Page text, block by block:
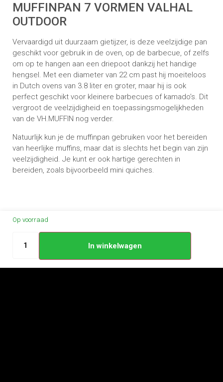
MUFFINPAN 7 VORMEN VALHAL
OUTDOOR
Vervaardigd uit duurzaam gietijzer, is deze veelzijdige pan
geschikt voor gebruik in de oven, op de barbecue, of zelfs
om op te hangen aan een driepoot dankzij het handige
hengsel. Met een diameter van 22 cm past hij moeiteloos
in Dutch ovens van 3.8 liter en groter, maar hij is ook
perfect geschikt voor kleinere barbecues of kamado’s. Dit
vergroot de veelzijdigheid en toepassingsmogelijkheden
van de VH.MUFFIN nog verder.
Natuurlijk kun je de muffinpan gebruiken voor het bereiden
van heerlijke muffins, maar dat is slechts het begin van zijn
veelzijdigheid. Je kunt er ook hartige gerechten in
bereiden, zoals bijvoorbeeld mini quiches.
Op voorraad
In winkelwagen